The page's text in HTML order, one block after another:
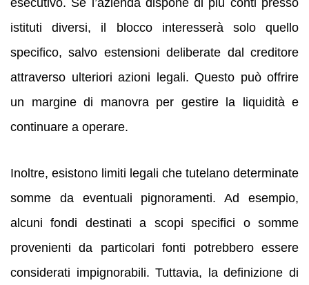
esecutivo. Se l’azienda dispone di più conti presso
istituti diversi, il blocco interesserà solo quello
specifico, salvo estensioni deliberate dal creditore
attraverso ulteriori azioni legali. Questo può offrire
un margine di manovra per gestire la liquidità e
continuare a operare.
Inoltre, esistono limiti legali che tutelano determinate
somme da eventuali pignoramenti. Ad esempio,
alcuni fondi destinati a scopi specifici o somme
provenienti da particolari fonti potrebbero essere
considerati impignorabili. Tuttavia, la definizione di